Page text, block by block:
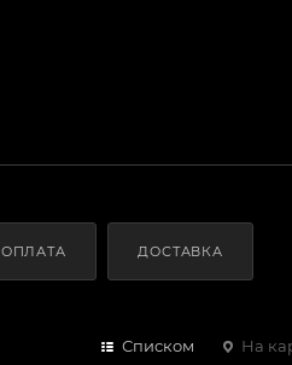
ОПЛАТА ДОСТАВКА
Списком На